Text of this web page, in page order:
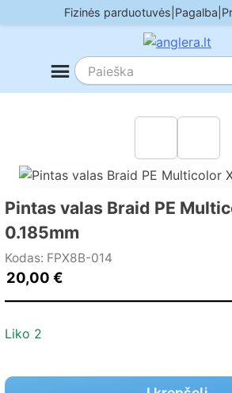
to
Fizinės parduotuvės Pagalba
Pintas valas Braid PE
0.185mm
Kodas: FPX8B-014
20,00 €
Liko 2